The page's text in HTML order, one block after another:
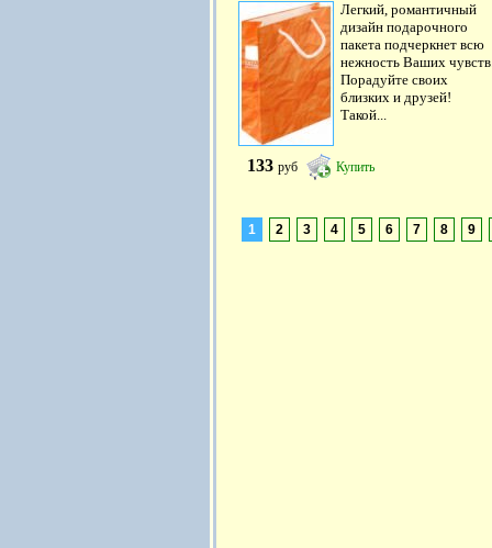
Легкий, романтичный
дизайн подарочного
пакета подчеркнет всю
нежность Ваших
Порадуйте своих
близких и друзей!
Такой...
133 руб Купить
1 2 3 4 5 6 7 8 9